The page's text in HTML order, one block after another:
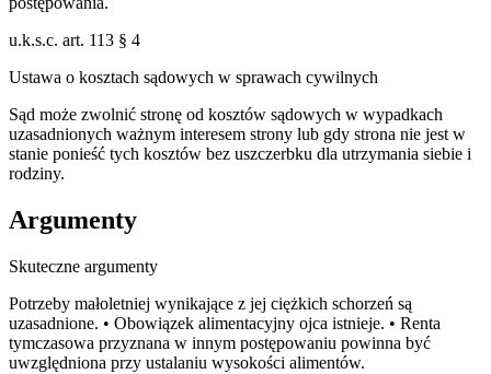
u.k.s.c. art. 113 § 4
Ustawa o kosztach sądowych w sprawach cywilnych
Sąd może zwolnić stronę od kosztów sądowych w wypadkach
uzasadnionych ważnym interesem strony lub gdy strona nie jest w
stanie ponieść tych kosztów bez uszczerbku dla utrzymania siebie i
rodziny.
Argumenty
Skuteczne argumenty
Potrzeby małoletniej wynikające z jej ciężkich schorzeń są
uzasadnione. • Obowiązek alimentacyjny ojca istnieje. • Renta
tymczasowa przyznana w innym postępowaniu powinna być
uwzględniona przy ustalaniu wysokości alimentów.